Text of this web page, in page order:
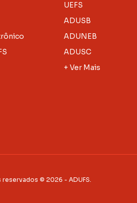
UEFS
ADUSB
ADUNEB
ADUSC
+ Ver Mais
© 2026 - ADUFS.